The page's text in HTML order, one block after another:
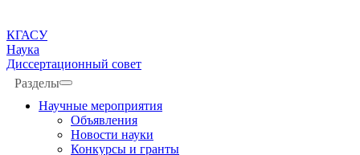
КГАСУ
Наука
Диссертационный совет
Разделы
Научные мероприятия
Объявления
Новости науки
Конкурсы и гранты